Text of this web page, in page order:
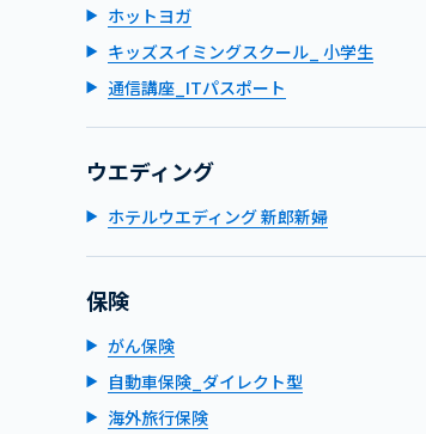
ホットヨガ
キッズスイミングスクール_ 小学生
通信講座_ITパスポート
ウエディング
ホテルウエディング 新郎新婦
保険
がん保険
自動車保険_ダイレクト型
海外旅行保険